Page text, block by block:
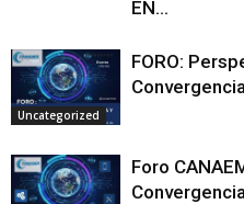
EN...
Uncategorized
FORO:
Foro